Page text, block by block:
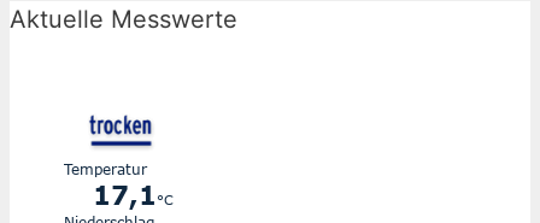
Aktuelle Messwerte